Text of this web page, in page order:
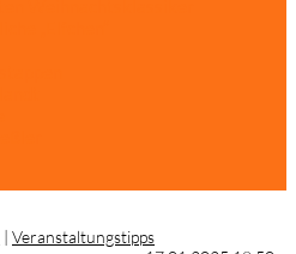
| Veranstaltungstipps